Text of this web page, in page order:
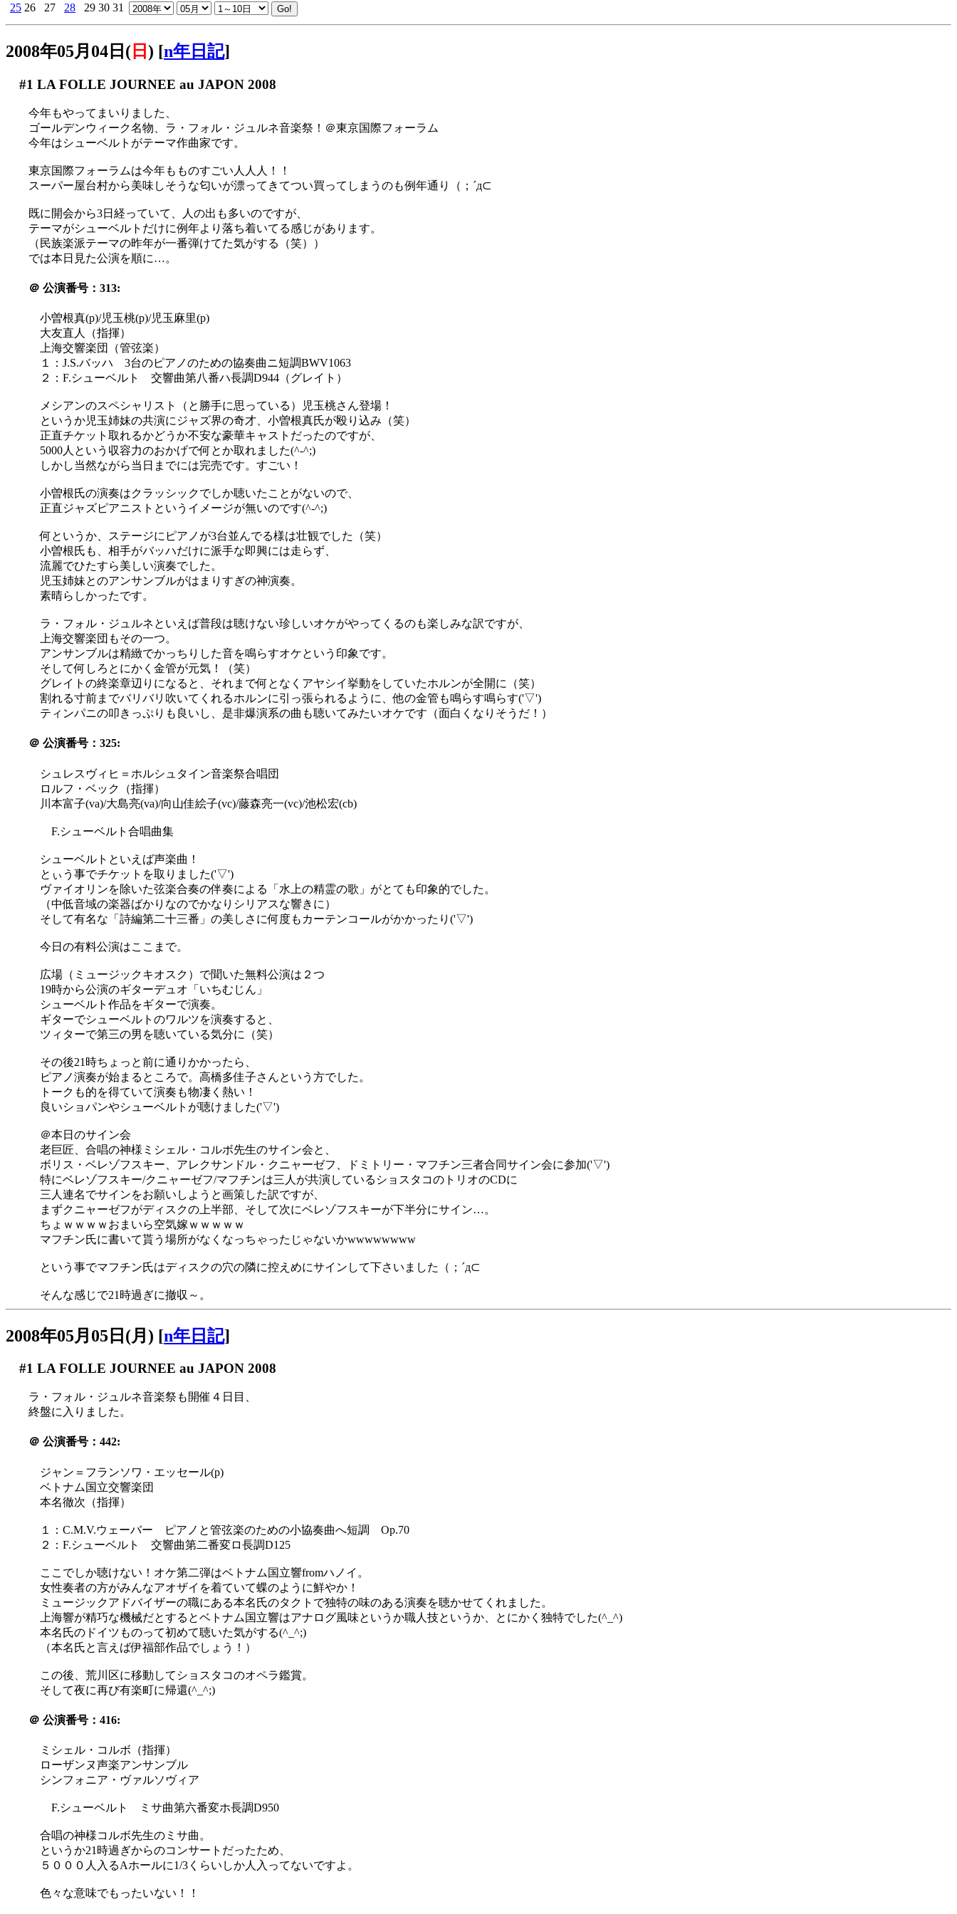
25 26 27 28 29 30 31
2008年05月04日( 日 ) [n年日記]
#1 LA FOLLE JOURNEE au JAPON 2008
今年もやってまいりました、
ゴールデンウィーク名物、ラ・フォル・ジュルネ音楽祭！＠東京国際フォーラム
今年はシューベルトがテーマ作曲家です。
東京国際フォーラムは今年もものすごい人人人！！
スーパー屋台村から美味しそうな匂いが漂ってきてつい買ってしまうのも例年通り（；´д⊂
既に開会から3日経っていて、人の出も多いのですが、
テーマがシューベルトだけに例年より落ち着いてる感じがあります。
（民族楽派テーマの昨年が一番弾けてた気がする（笑））
では本日見た公演を順に…。
＠ 公演番号：313:
小曽根真(p)/児玉桃(p)/児玉麻里(p)
大友直人（指揮）
上海交響楽団（管弦楽）
１：J.S.バッハ 3台のピアノのための協奏曲ニ短調BWV1063
２：F.シューベルト 交響曲第八番ハ長調D944（グレイト）
メシアンのスペシャリスト（と勝手に思っている）児玉桃さん登場！
というか児玉姉妹の共演にジャズ界の奇才、小曽根真氏が殴り込み（笑）
正直チケット取れるかどうか不安な豪華キャストだったのですが、
5000人という収容力のおかげで何とか取れました(^-^;)
しかし当然ながら当日までには完売です。すごい！
小曽根氏の演奏はクラッシックでしか聴いたことがないので、
正直ジャズピアニストというイメージが無いのです(^-^;)
何というか、ステージにピアノが3台並んでる様は壮観でした（笑）
小曽根氏も、相手がバッハだけに派手な即興には走らず、
流麗でひたすら美しい演奏でした。
児玉姉妹とのアンサンブルがはまりすぎの神演奏。
素晴らしかったです。
ラ・フォル・ジュルネといえば普段は聴けない珍しいオケがやってくるのも楽しみな訳ですが、
上海交響楽団もその一つ。
アンサンブルは精緻でかっちりした音を鳴らすオケという印象です。
そして何しろとにかく金管が元気！（笑）
グレイトの終楽章辺りになると、それまで何となくアヤシイ挙動をしていたホルンが全開に（笑）
割れる寸前までバリバリ吹いてくれるホルンに引っ張られるように、他の金管も鳴らす鳴らす('▽')
ティンパニの叩きっぷりも良いし、是非爆演系の曲も聴いてみたいオケです（面白くなりそうだ！）
＠ 公演番号：325:
シュレスヴィヒ＝ホルシュタイン音楽祭合唱団
ロルフ・ベック（指揮）
川本富子(va)/大島亮(va)/向山佳絵子(vc)/藤森亮一(vc)/池松宏(cb)
F.シューベルト合唱曲集
シューベルトといえば声楽曲！
とぃう事でチケットを取りました('▽')
ヴァイオリンを除いた弦楽合奏の伴奏による「水上の精霊の歌」がとても印象的でした。
（中低音域の楽器ばかりなのでかなりシリアスな響きに）
そして有名な「詩編第二十三番」の美しさに何度もカーテンコールがかかったり('▽')
今日の有料公演はここまで。
広場（ミュージックキオスク）で聞いた無料公演は２つ
19時から公演のギターデュオ「いちむじん」
シューベルト作品をギターで演奏。
ギターでシューベルトのワルツを演奏すると、
ツィターで第三の男を聴いている気分に（笑）
その後21時ちょっと前に通りかかったら、
ピアノ演奏が始まるところで。高橋多佳子さんという方でした。
トークも的を得ていて演奏も物凄く熱い！
良いショパンやシューベルトが聴けました('▽')
＠本日のサイン会
老巨匠、合唱の神様ミシェル・コルボ先生のサイン会と、
ボリス・ベレゾフスキー、アレクサンドル・クニャーゼフ、ドミトリー・マフチン三者合同サイン会に参加('▽')
特にベレゾフスキー/クニャーゼフ/マフチンは三人が共演しているショスタコのトリオのCDに
三人連名でサインをお願いしようと画策した訳ですが、
まずクニャーゼフがディスクの上半部、そして次にベレゾフスキーが下半分にサイン…。
ちょｗｗｗｗおまいら空気嫁ｗｗｗｗｗ
マフチン氏に書いて貰う場所がなくなっちゃったじゃないかwwwwwwww
という事でマフチン氏はディスクの穴の隣に控えめにサインして下さいました（；´д⊂
そんな感じで21時過ぎに撤収～。
2008年05月05日(月) [n年日記]
#1 LA FOLLE JOURNEE au JAPON 2008
ラ・フォル・ジュルネ音楽祭も開催４日目、
終盤に入りました。
＠ 公演番号：442:
ジャン＝フランソワ・エッセール(p)
ベトナム国立交響楽団
本名徹次（指揮）
１：C.M.V.ウェーバー ピアノと管弦楽のための小協奏曲へ短調 Op.70
２：F.シューベルト 交響曲第二番変ロ長調D125
ここでしか聴けない！オケ第二弾はベトナム国立響fromハノイ。
女性奏者の方がみんなアオザイを着ていて蝶のように鮮やか！
ミュージックアドバイザーの職にある本名氏のタクトで独特の味のある演奏を聴かせてくれました。
上海響が精巧な機械だとするとベトナム国立響はアナログ風味というか職人技というか、とにかく独特でした(^_^)
本名氏のドイツものって初めて聴いた気がする(^_^;)
（本名氏と言えば伊福部作品でしょう！）
この後、荒川区に移動してショスタコのオペラ鑑賞。
そして夜に再び有楽町に帰還(^_^;)
＠ 公演番号：416:
ミシェル・コルボ（指揮）
ローザンヌ声楽アンサンブル
シンフォニア・ヴァルソヴィア
F.シューベルト ミサ曲第六番変ホ長調D950
合唱の神様コルボ先生のミサ曲。
というか21時過ぎからのコンサートだったため、
５０００人入るAホールに1/3くらいしか人入ってないですよ。
色々な意味でもったいない！！